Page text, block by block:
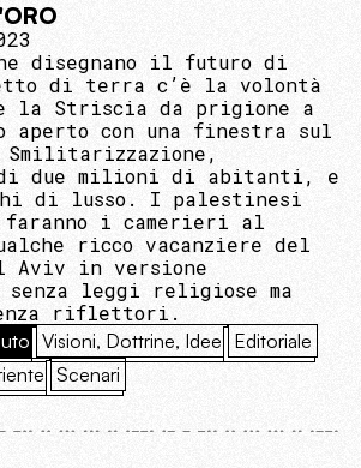
disegnano il futuro di
di terra c’è la volontà
la Striscia da prigione a
aperto con una finestra sul
Smilitarizzazione,
di due milioni di abitanti, e
di lusso. I palestinesi
i camerieri al
ricco vacanziere del
Aviv in versione
senza leggi religiose ma
riflettori.
Visioni, Dottrine, Idee Editoriale
Scenari